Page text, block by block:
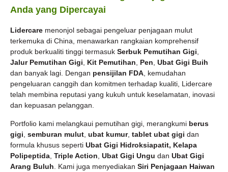
Anda yang Dipercayai
Lidercare menonjol sebagai pengeluar penjagaan mulut
terkemuka di China, menawarkan rangkaian komprehensif
produk berkualiti tinggi termasuk Serbuk Pemutihan Gigi,
Jalur Pemutihan Gigi, Kit Pemutihan, Pen, Ubat Gigi Buih
dan banyak lagi. Dengan pensijilan FDA, kemudahan
pengeluaran canggih dan komitmen terhadap kualiti, Lidercare
telah membina reputasi yang kukuh untuk keselamatan, inovasi
dan kepuasan pelanggan.
Portfolio kami melangkaui pemutihan gigi, merangkumi berus
gigi semburan mulut ubat kumur, tablet ubat gigi dan
formula khusus seperti Ubat Gigi Hidroksiapatit, Kelapa
Polipeptida Triple Action Ubat Gigi Ungu dan Ubat Gigi
Arang Buluh . Kami juga menyediakan Siri Penjagaan Haiwan